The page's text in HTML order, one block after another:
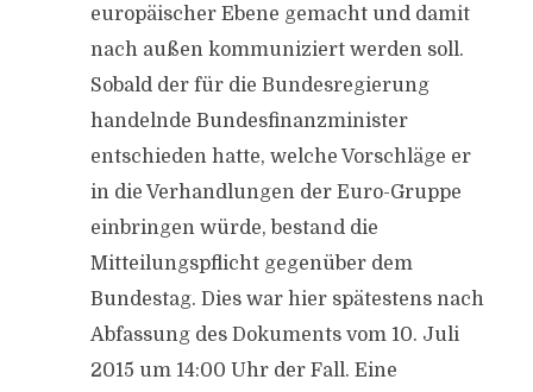
europäischer Ebene gemacht und damit
nach außen kommuniziert werden soll.
Sobald der für die Bundesregierung
handelnde Bundesfinanzminister
entschieden hatte, welche Vorschläge er
in die Verhandlungen der Euro-Gruppe
einbringen würde, bestand die
Mitteilungspflicht gegenüber dem
Bundestag. Dies war hier spätestens nach
Abfassung des Dokuments vom 10. Juli
2015 um 14:00 Uhr der Fall. Eine